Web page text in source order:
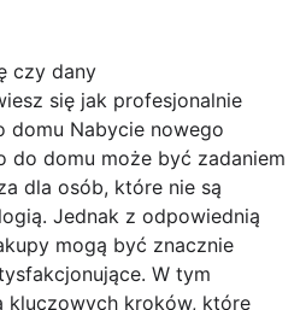
czy dany
się jak profesjonalnie
domu Nabycie nowego
do domu może być zadaniem
dla osób, które nie są
Jednak z odpowiednią
mogą być znacznie
W tym
kluczowych kroków, które